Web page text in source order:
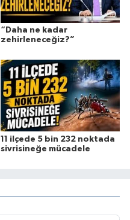
“Daha ne kadar
zehirleneceğiz?”
11 ilçede 5 bin 232 noktada
sivrisineğe mücadele